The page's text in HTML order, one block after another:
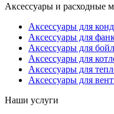
Аксессуары и расходные
Аксессуары для
Аксессуары для
Аксессуары для
Аксессуары для
Аксессуары для
Аксессуары для
Наши услуги